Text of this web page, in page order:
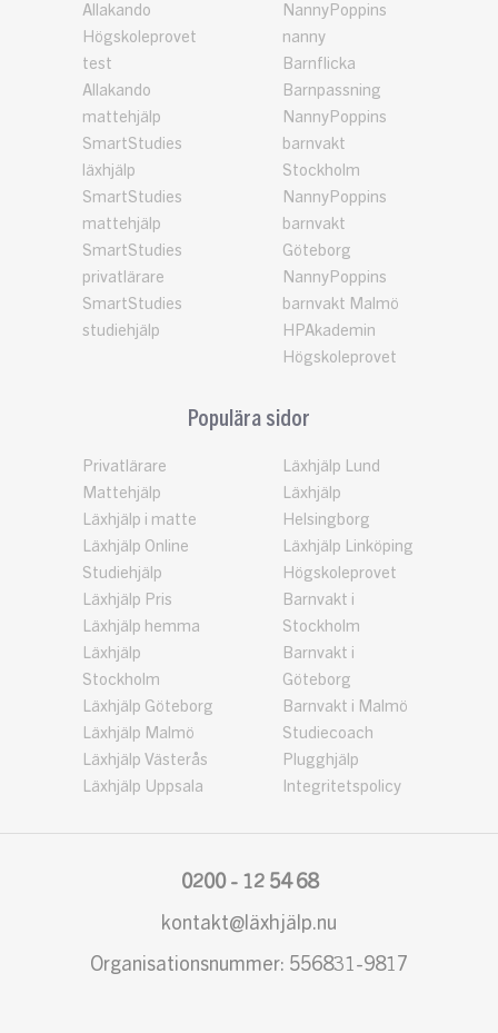
Allakando
Högskoleprovet
test
Allakando
mattehjälp
SmartStudies
läxhjälp
SmartStudies
mattehjälp
SmartStudies
privatlärare
SmartStudies
studiehjälp
NannyPoppins
nanny
Barnflicka
Barnpassning
NannyPoppins
barnvakt
Stockholm
NannyPoppins
barnvakt
Göteborg
NannyPoppins
barnvakt Malmö
HPAkademin
Högskoleprovet
Populära sidor
Privatlärare
Mattehjälp
Läxhjälp i matte
Läxhjälp Online
Studiehjälp
Läxhjälp Pris
Läxhjälp hemma
Läxhjälp
Stockholm
Läxhjälp Göteborg
Läxhjälp Malmö
Läxhjälp Västerås
Läxhjälp Uppsala
Läxhjälp Lund
Läxhjälp
Helsingborg
Läxhjälp Linköping
Högskoleprovet
Barnvakt i
Stockholm
Barnvakt i
Göteborg
Barnvakt i Malmö
Studiecoach
Plugghjälp
Integritetspolicy
kontakt@läxhjälp.nu
0200 - 12 54 68
Organisationsnummer: 556831-9817